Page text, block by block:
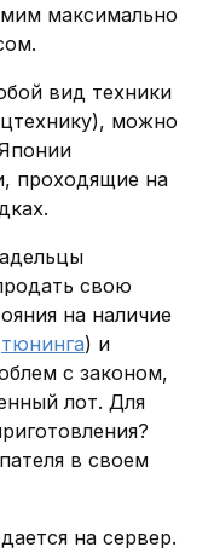
максимально
вид техники
можно
проходящие на
свою
на наличие
тюнинга) и
с законом,
лот. Для
в своем
на сервер.